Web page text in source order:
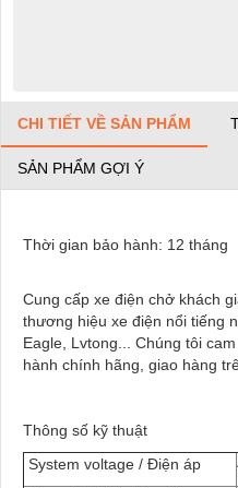
CHI TIẾT VỀ SẢN PHẨM
SẢN PHẨM GỢI Ý
Thời gian bảo hành: 12 tháng
Cung cấp xe điện chở khách
thương hiệu xe điện nổi tiếng
Eagle, Lvtong... Chúng tôi
hành chính hãng, giao hàng
Thông số kỹ thuật
System voltage / Điện áp